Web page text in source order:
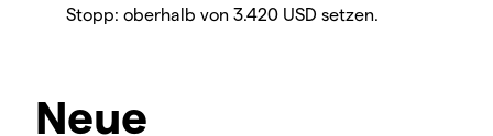
Stopp: oberhalb von 3.420 USD setzen.
Neue